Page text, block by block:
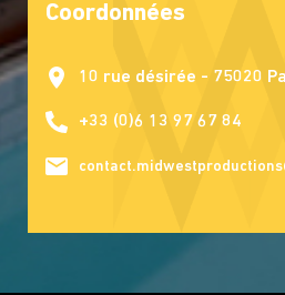
Coordonnées
10 rue désirée - 75020
+33 (0)6 13 97 67 84